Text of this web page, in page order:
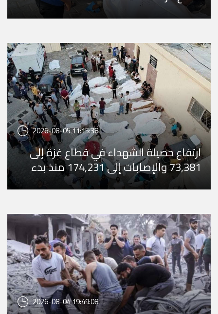
2026-08-05 11:15:38
ارتفاع حصيلة الشهداء في قطاع غزة إلى
73,381 والإصابات إلى 174,231 منذ بدء
العدوان
2026-08-04 19:49:08